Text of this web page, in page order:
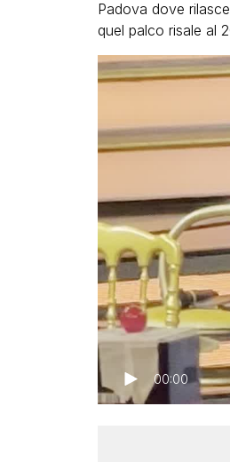
Padova dove
quel palco risale al
00:00